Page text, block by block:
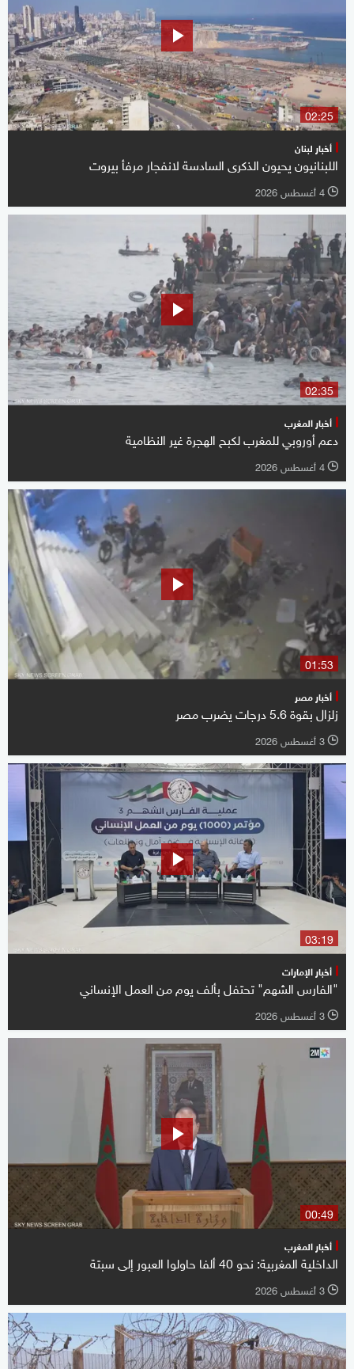
02:25
أخبار لبنان
اللبنانيون يحيون الذكرى السادسة لانفجار مرفأ بيروت
l 4 أغسطس 2026
02:35
أخبار المغرب
دعم أوروبي للمغرب لكبح الهجرة غير النظامية
l 4 أغسطس 2026
01:53
أخبار مصر
زلزال بقوة 5.6 درجات يضرب مصر
l 3 أغسطس 2026
03:19
أخبار الإمارات
"الفارس الشهم" تحتفل بألف يوم من العمل الإنساني
l 3 أغسطس 2026
00:49
أخبار المغرب
الداخلية المغربية: نحو 40 ألفا حاولوا العبور إلى سبتة
l 3 أغسطس 2026